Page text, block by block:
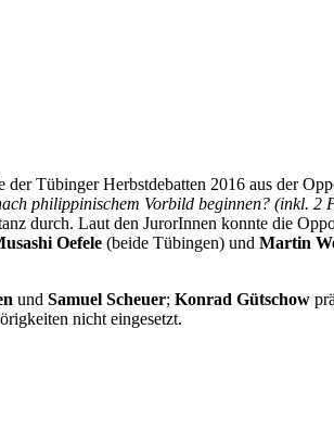
der Tübinger Herbstdebatten 2016 aus der
philippinischem Vorbild beginnen? (inkl. 2
durch. Laut den JurorInnen konnte die
Oefele (beide Tübingen) und Martin
und Samuel Scheuer; Konrad Gütschow
nicht eingesetzt.